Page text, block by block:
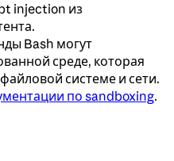
injection из
Bash могут
среде, которая
системе и сети.
по sandboxing.